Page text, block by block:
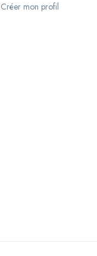
Créer mon profil